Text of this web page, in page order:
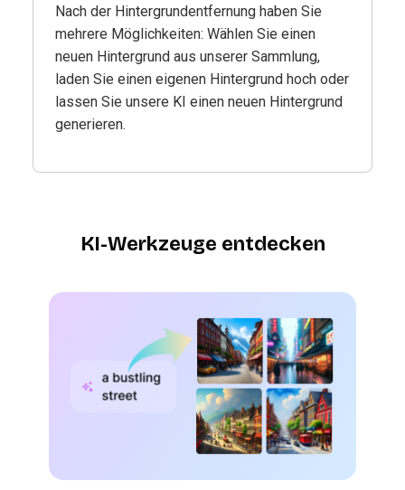
Nach der Hintergrundentfernung haben Sie
mehrere Möglichkeiten: Wählen Sie einen
neuen Hintergrund aus unserer Sammlung,
laden Sie einen eigenen Hintergrund hoch oder
lassen Sie unsere KI einen neuen Hintergrund
generieren.
KI-Werkzeuge entdecken